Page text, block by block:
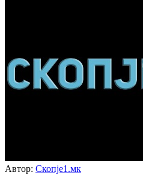
Автор: Скопје1.мк